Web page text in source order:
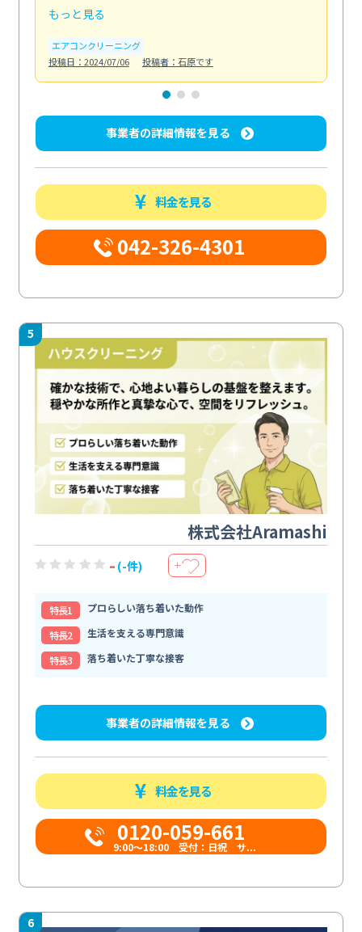
もっと見る
エアコンクリーニング
投稿日：2024/07/06
投稿者：石原です
事業者の詳細情報を見る
料金を見る
042-326-4301
5
株式会社Aramashi
- (-件) ＋
特⻑1
プロらしい落ち着いた動作
特⻑2
生活を支える専門意識
特⻑3
落ち着いた丁寧な接客
事業者の詳細情報を見る
料金を見る
0120-059-661
9:00〜18:00 受付：日祝 サ...
6